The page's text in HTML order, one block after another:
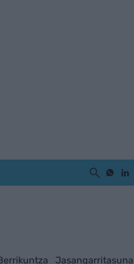
Jasangarritasuna